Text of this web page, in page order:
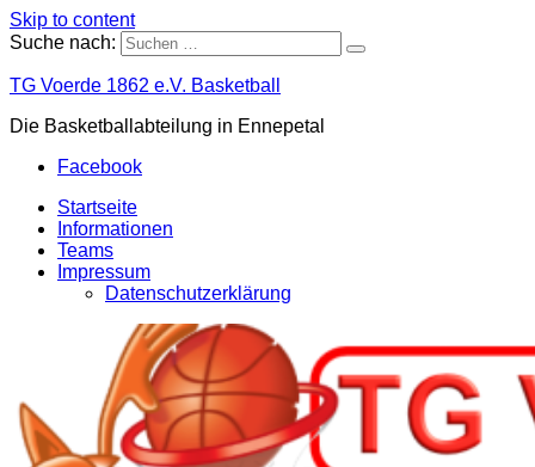
Skip to content
Suche nach:
TG Voerde 1862 e.V. Basketball
Die Basketballabteilung in Ennepetal
Facebook
Startseite
Informationen
Teams
Impressum
Datenschutzerklärung